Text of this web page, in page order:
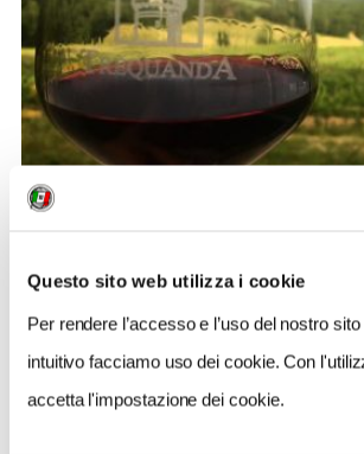
Questo sito web utilizza i cookie
Per rendere l’accesso e l’uso del nostro
intuitivo facciamo uso dei cookie. Con
accetta l'impostazione dei cookie.
Il Picnic alla Quercia: a Trequanda
gusta tra i campi di grano
2